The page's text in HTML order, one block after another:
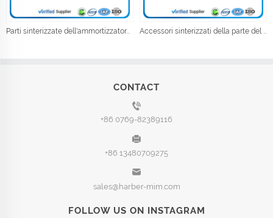
Parti sinterizzate dell'ammortizzatore del metallo della metallurgia della polvere Accessori sinterizzati della parte del meccanismo dell'automobile elettrica dell'iniezione della polvere
CONTACT
+86 0769-82389116
+86 13480709275
sales@harber-mim.com
FOLLOW US ON INSTAGRAM